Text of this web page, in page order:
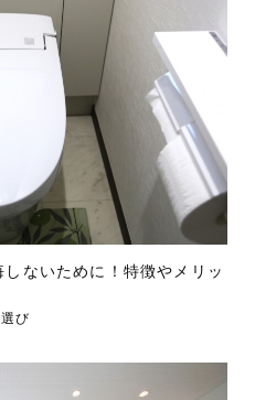
ないために！特徴やメリッ
び